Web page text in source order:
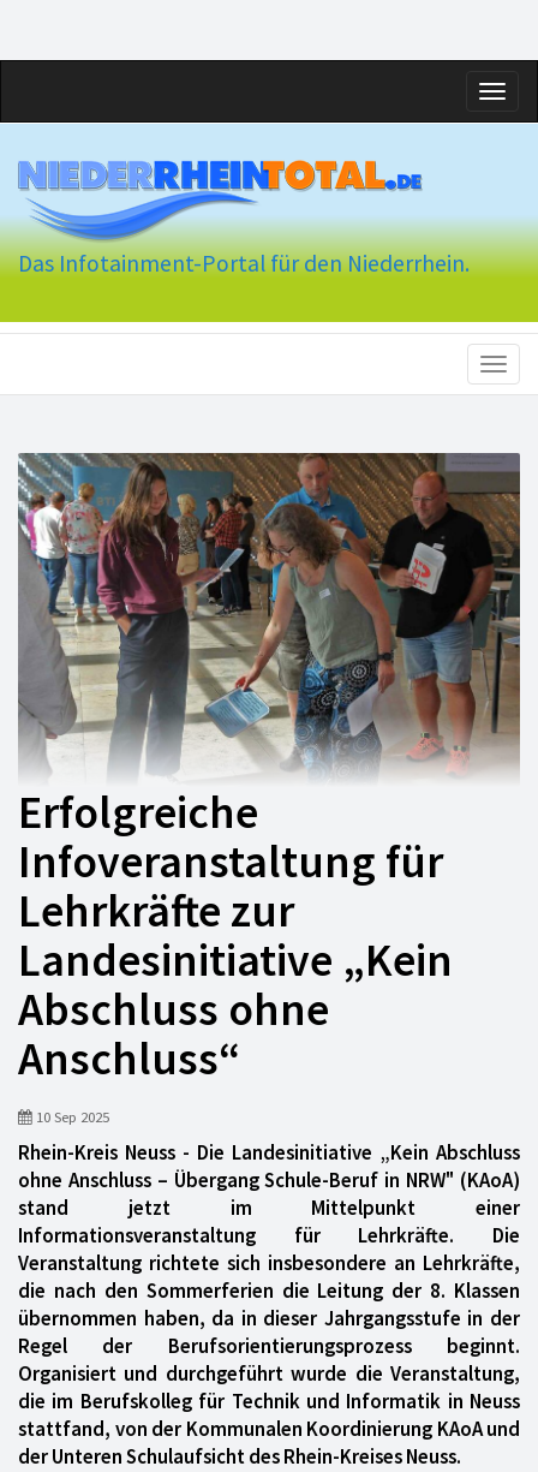
Das Infotainment-Portal für den Niederrhein.
Erfolgreiche
Infoveranstaltung für
Lehrkräfte zur
Landesinitiative „Kein
Abschluss ohne
Anschluss“
10 Sep 2025
Rhein-Kreis Neuss - Die Landesinitiative „Kein Abschluss
ohne Anschluss – Übergang Schule-Beruf in NRW" (KAoA)
stand jetzt im Mittelpunkt einer
Informationsveranstaltung für Lehrkräfte. Die
Veranstaltung richtete sich insbesondere an Lehrkräfte,
die nach den Sommerferien die Leitung der 8. Klassen
übernommen haben, da in dieser Jahrgangsstufe in der
Regel der Berufsorientierungsprozess beginnt.
Organisiert und durchgeführt wurde die Veranstaltung,
die im Berufskolleg für Technik und Informatik in Neuss
stattfand, von der Kommunalen Koordinierung KAoA und
der Unteren Schulaufsicht des Rhein-Kreises Neuss.